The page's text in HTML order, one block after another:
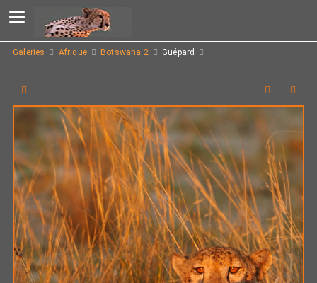
Galeries Afrique Botswana 2 Guépard